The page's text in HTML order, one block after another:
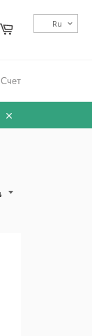
Корзина
Счет
Закрывать
Ru